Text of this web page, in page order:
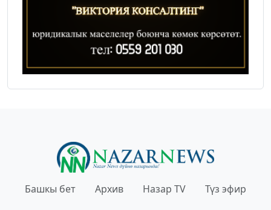
Башкы бет Архив Назар TV Түз эфир